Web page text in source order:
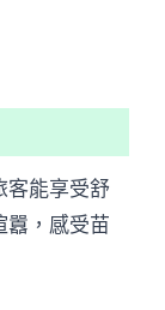
客能享受舒
囂，感受苗